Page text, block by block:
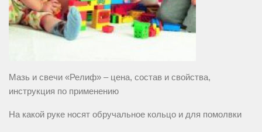
Мазь и свечи «Релиф» – цена, состав и свойства,
инструкция по применению
На какой руке носят обручальное кольцо и для помолвки